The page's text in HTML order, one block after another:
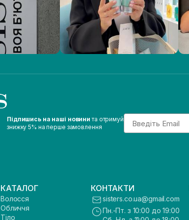
Підпишись на наші новини та отримуй
знижку 5% на перше замовлення
Email
КАТАЛОГ
Волосся
Обличчя
Тіло
КОНТАКТИ
sisters.co.ua@gmail.com
Пн.-Пт. з 10:00 до 19:00